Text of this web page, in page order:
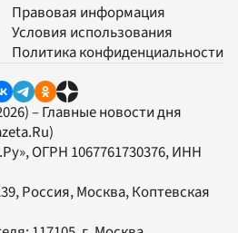
Правовая информация
Условия использования
Политика конфиденциальности
– Главные новости дня
, ОГРН 1067761730376, ИНН
Россия, Москва, Коптевская